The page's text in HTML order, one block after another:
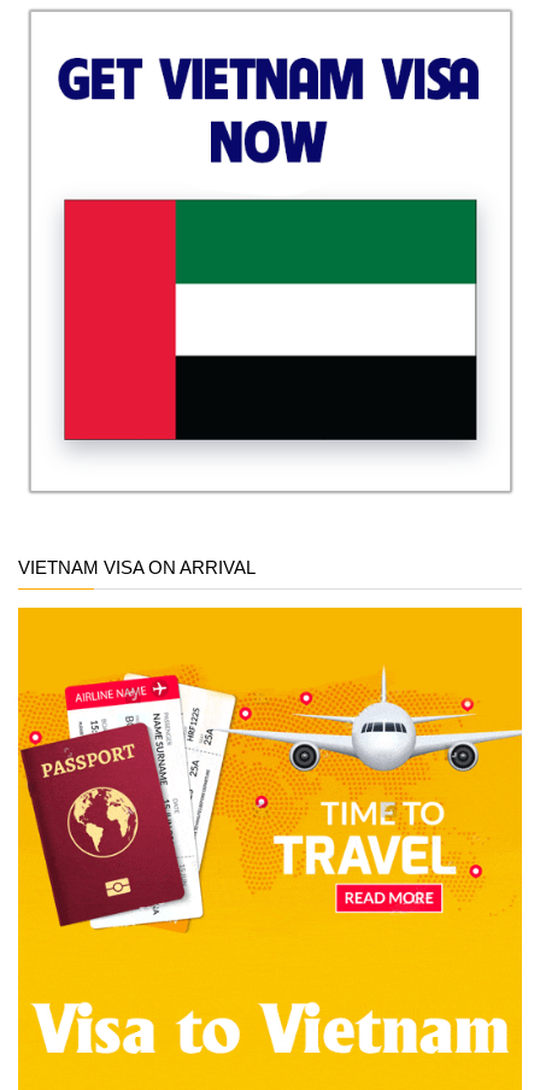
VIETNAM VISA ON ARRIVAL